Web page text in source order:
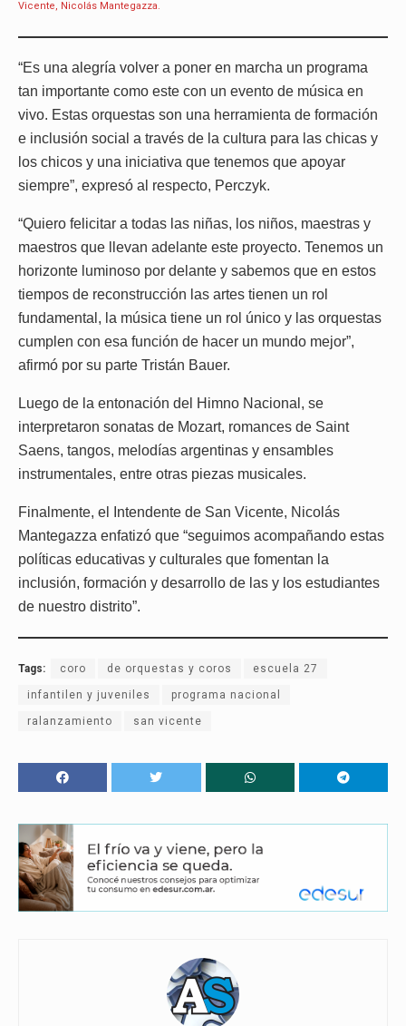
Vicente, Nicolás Mantegazza.
“Es una alegría volver a poner en marcha un programa
tan importante como este con un evento de música en
vivo. Estas orquestas son una herramienta de formación
e inclusión social a través de la cultura para las chicas y
los chicos y una iniciativa que tenemos que apoyar
siempre”, expresó al respecto, Perczyk.
“Quiero felicitar a todas las niñas, los niños, maestras y
maestros que llevan adelante este proyecto. Tenemos un
horizonte luminoso por delante y sabemos que en estos
tiempos de reconstrucción las artes tienen un rol
fundamental, la música tiene un rol único y las orquestas
cumplen con esa función de hacer un mundo mejor”,
afirmó por su parte Tristán Bauer.
Luego de la entonación del Himno Nacional, se
interpretaron sonatas de Mozart, romances de Saint
Saens, tangos, melodías argentinas y ensambles
instrumentales, entre otras piezas musicales.
Finalmente, el Intendente de San Vicente, Nicolás
Mantegazza enfatizó que “seguimos acompañando estas
políticas educativas y culturales que fomentan la
inclusión, formación y desarrollo de las y los estudiantes
de nuestro distrito”.
Tags: coro de orquestas y coros escuela 27
infantilen y juveniles programa nacional
ralanzamiento san vicente